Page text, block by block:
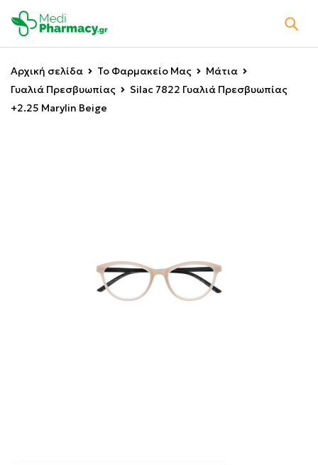
Αρχική σελίδα Το Φαρμακείο Μας
Μάτια
Γυαλιά Πρεσβυωπίας
Silac 7822 Γυαλιά Πρεσβυωπίας
+2.25 Marylin Beige